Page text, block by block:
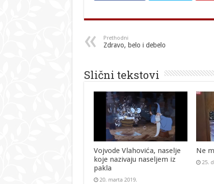
Prethodni
Zdravo, belo i debelo
Slični tekstovi
Vojvode Vlahovića, naselje
koje nazivaju naseljem iz
pakla
20. marta 2019.
Ne
25.